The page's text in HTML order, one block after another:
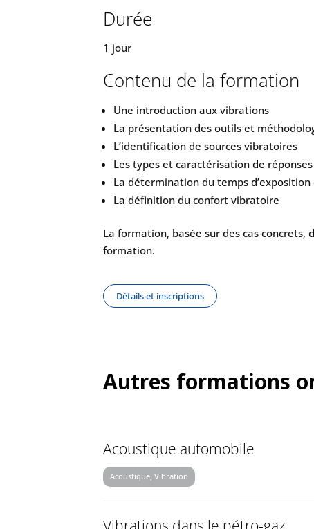
Durée
1 jour
Contenu de la formation
Une introduction aux vibrations
La présentation des outils et
L’identification de sources vibratoires
Les types et caractérisation de
La détermination du temps
La définition du confort vibratoire
La formation, basée sur des cas
formation.
Détails et inscriptions
Autres formations
Acoustique automobile
Acoustique, Vibration